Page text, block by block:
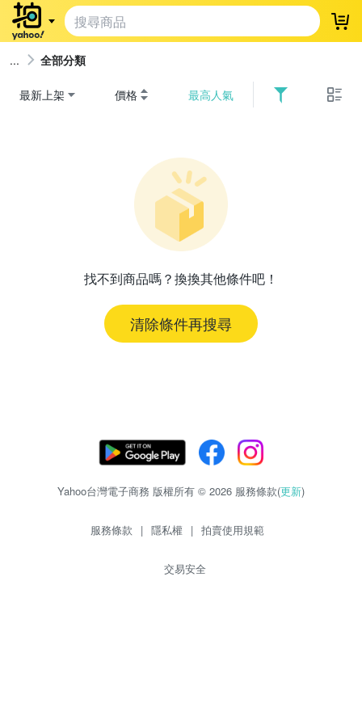
登
全部分類
最新上架 價格 最高人氣
找不到商品嗎？換換其他條件吧！
清除條件再搜尋
Yahoo台灣電子商務 版權所有 © 2026 服務條款(更新)
服務條款 | 隱私權 | 拍賣使用規範
交易安全